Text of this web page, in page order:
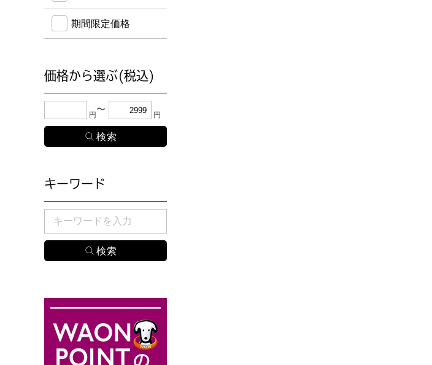
期間限定価格
価格から選ぶ(税込)
下限金額・上限金額のどちらか１つまたは両方に、検索したい金額を入力してください。
円 円
キーワード
検索したい商品のキーワードを入力してください。